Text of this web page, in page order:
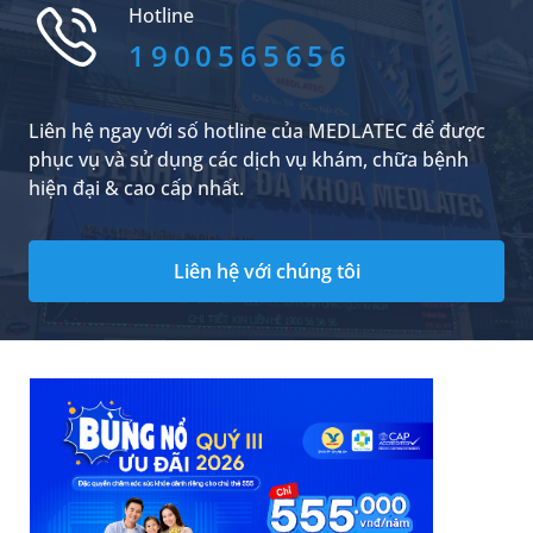
theo dõi những chia sẻ trong bài viết dưới đây.
Hotline
1900565656
Liên hệ ngay với số hotline của MEDLATEC để được
phục vụ và sử dụng các dịch vụ khám, chữa bệnh
hiện đại & cao cấp nhất.
Liên hệ với chúng tôi